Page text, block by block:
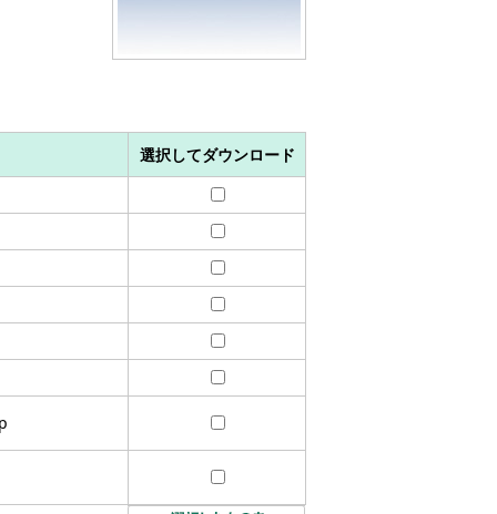
選択してダウンロード